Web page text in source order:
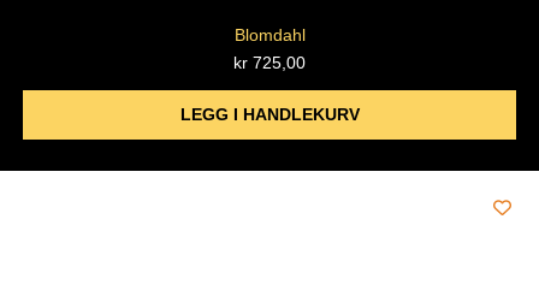
Blomdahl
kr 725,00
LEGG I HANDLEKURV